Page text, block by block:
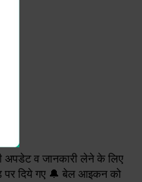
अपडेट व जानकारी लेने के लिए
पर दिये गए 🔔 बेल आइकन को